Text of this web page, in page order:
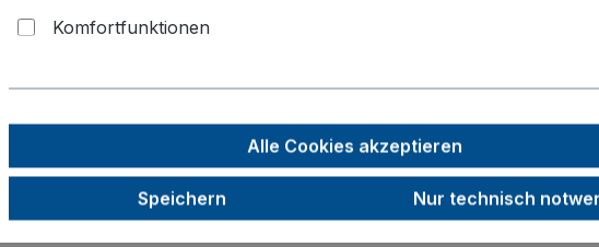
1200
81,5
RAL 5010
Komfortfunktionen
Alle Cookies akzeptieren
Speichern Nur technisch